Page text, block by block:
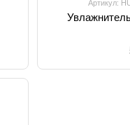
Артикул: